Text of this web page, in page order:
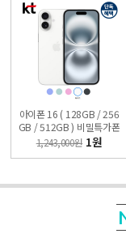
아이폰 16 ( 128GB / 256
GB / 512GB ) 비밀특가폰
KT 온라인샵
1,243,000원 1원